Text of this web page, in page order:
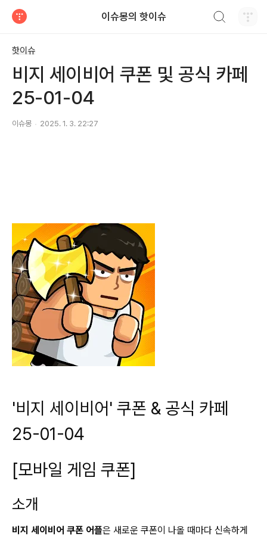
이슈몽의 핫이슈
핫이슈
비지 세이비어 쿠폰 및 공식 카페
25-01-04
이슈몽 2025. 1. 3. 22:27
'비지 세이비어' 쿠폰 & 공식 카페
25-01-04
[모바일 게임 쿠폰]
소개
비지 세이비어 쿠폰 어플은 새로운 쿠폰이 나올 때마다 신속하게